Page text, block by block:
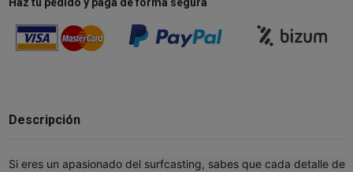
Haz tu pedido y paga de forma segura
Descripción
Si eres un apasionado del surfcasting, sabes que cada detalle de